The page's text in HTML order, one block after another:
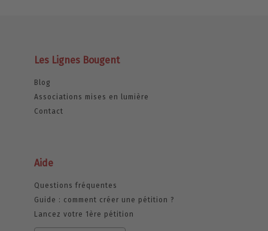
Les Lignes Bougent
Blog
Associations mises en lumière
Contact
Aide
Questions fréquentes
Guide : comment créer une pétition ?
Lancez votre 1ère pétition